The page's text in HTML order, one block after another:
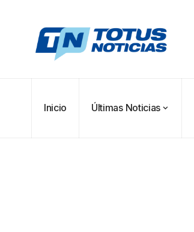
Inicio Últimas Noticias